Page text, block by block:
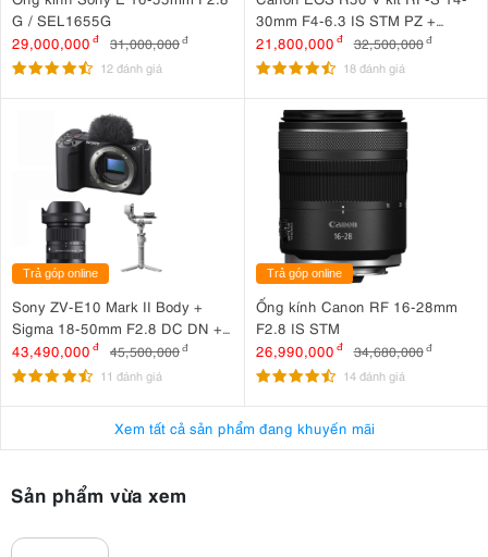
G / SEL1655G
29,000,000 đ 31,000,000đ
12 đánh giá
30mm F4-6.3 IS STM PZ +
Canon HG-100TBR
21,800,000 đ 32,500,000 đ
18 đánh giá
Trả góp online
Sony ZV-E10 Mark II Body +
Sigma 18-50mm F2.8 DC DN +
DJI RS 4 Mini
43,490,000 đ 45,500,000đ
11 đánh giá
Trả góp online
Ống kính Canon RF 16-28mm
F2.8 IS STM
26,990,000 đ 34,680,000 đ
14 đánh giá
Xem tất cả sản phẩm đang khuyến mãi
Sản phẩm vừa xem